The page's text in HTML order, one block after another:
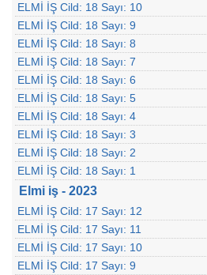
ELMİ İŞ Cild: 18 Sayı: 10
ELMİ İŞ Cild: 18 Sayı: 9
ELMİ İŞ Cild: 18 Sayı: 8
ELMİ İŞ Cild: 18 Sayı: 7
ELMİ İŞ Cild: 18 Sayı: 6
ELMİ İŞ Cild: 18 Sayı: 5
ELMİ İŞ Cild: 18 Sayı: 4
ELMİ İŞ Cild: 18 Sayı: 3
ELMİ İŞ Cild: 18 Sayı: 2
ELMİ İŞ Cild: 18 Sayı: 1
Elmi iş - 2023
ELMİ İŞ Cild: 17 Sayı: 12
ELMİ İŞ Cild: 17 Sayı: 11
ELMİ İŞ Cild: 17 Sayı: 10
ELMİ İŞ Cild: 17 Sayı: 9